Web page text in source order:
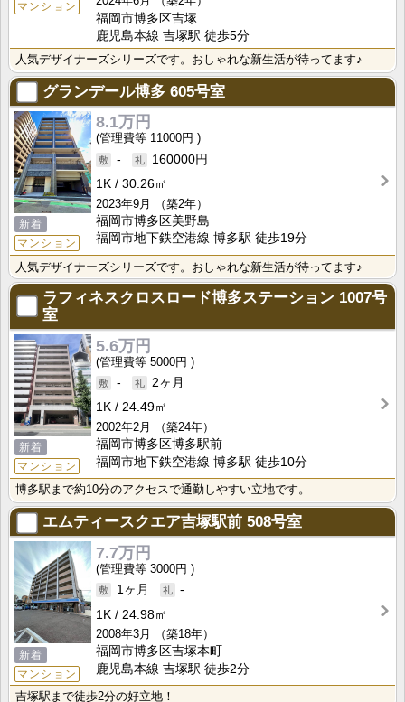
マンション
福岡市博多区吉塚
鹿児島本線 吉塚駅 徒歩5分
人気デザイナーズシリーズです。おしゃれな新生活が待ってます♪
グランデール博多 605号室
新着
マンション
8.1万円
11000円
-
160000円
1K
30.26㎡
2023年9月
（築2年）
福岡市博多区美野島
福岡市地下鉄空港線 博多駅 徒歩19分
人気デザイナーズシリーズです。おしゃれな新生活が待ってます♪
ラフィネスクロスロード博多ステーション 1007号
室
新着
マンション
5.6万円
5000円
-
2ヶ月
1K
24.49㎡
2002年2月
（築24年）
福岡市博多区博多駅前
福岡市地下鉄空港線 博多駅 徒歩10分
博多駅まで約10分のアクセスで通勤しやすい立地です。
エムティースクエア吉塚駅前 508号室
新着
マンション
7.7万円
3000円
1ヶ月
-
1K
24.98㎡
2008年3月
（築18年）
福岡市博多区吉塚本町
鹿児島本線 吉塚駅 徒歩2分
吉塚駅まで徒歩2分の好立地！